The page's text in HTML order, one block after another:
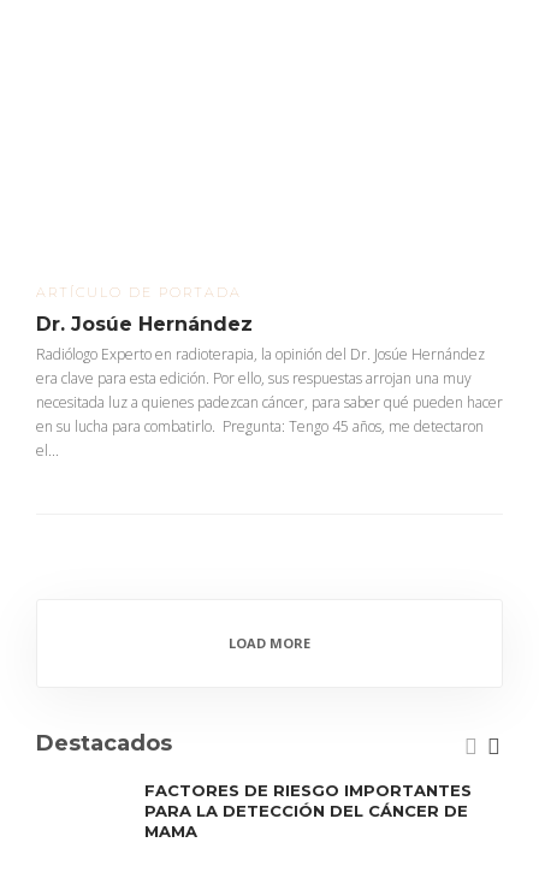
ARTÍCULO DE PORTADA
Dr. Josúe Hernández
Radiólogo Experto en radioterapia, la opinión del Dr. Josúe Hernández
era clave para esta edición. Por ello, sus respuestas arrojan una muy
necesitada luz a quienes padezcan cáncer, para saber qué pueden hacer
en su lucha para combatirlo. Pregunta: Tengo 45 años, me detectaron
el...
LOAD MORE
Destacados
FACTORES DE RIESGO IMPORTANTES
PARA LA DETECCIÓN DEL CÁNCER DE
MAMA